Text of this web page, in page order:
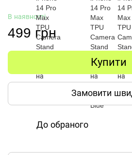
В наявності
499 грн
Купити
Замовити
До обраного